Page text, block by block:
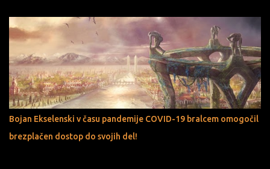
Bojan Ekselenski v času pandemije COVID-19 bralcem omogočil
brezplačen dostop do svojih del!